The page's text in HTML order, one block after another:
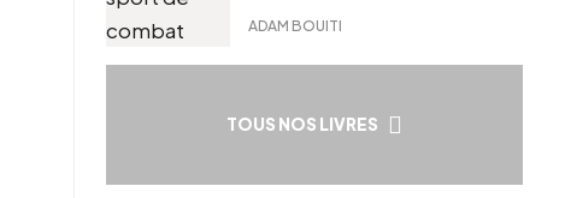
ADAM BOUITI
TOUS NOS LIVRES